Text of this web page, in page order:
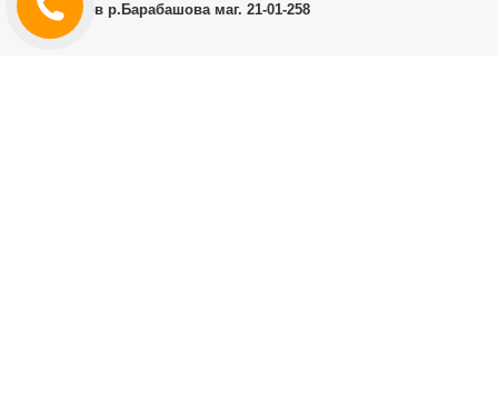
г.Харьков р.Барабашова маг. 21-01-258